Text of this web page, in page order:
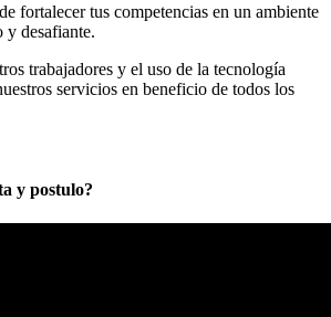
fortalecer tus competencias en un ambiente
y desafiante.
trabajadores y el uso de la tecnología
servicios en beneficio de todos los
y postulo?